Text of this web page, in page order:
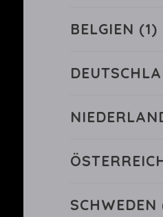
BELGIEN (1)
SCHWEDEN